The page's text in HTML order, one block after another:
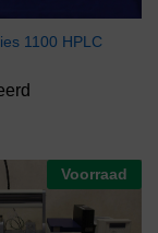
1100 HPLC
Voorraad